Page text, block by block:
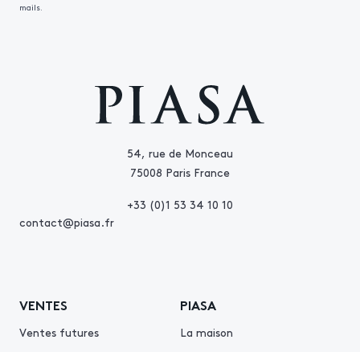
54, rue de Monceau
75008 Paris France
+33 (0)1 53 34 10 10
contact@piasa.fr
VENTES
Ventes futures
PIASA
La maison
mails.